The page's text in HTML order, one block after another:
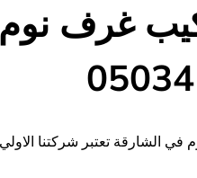
غرف
الشارقة تعتبر شركتنا